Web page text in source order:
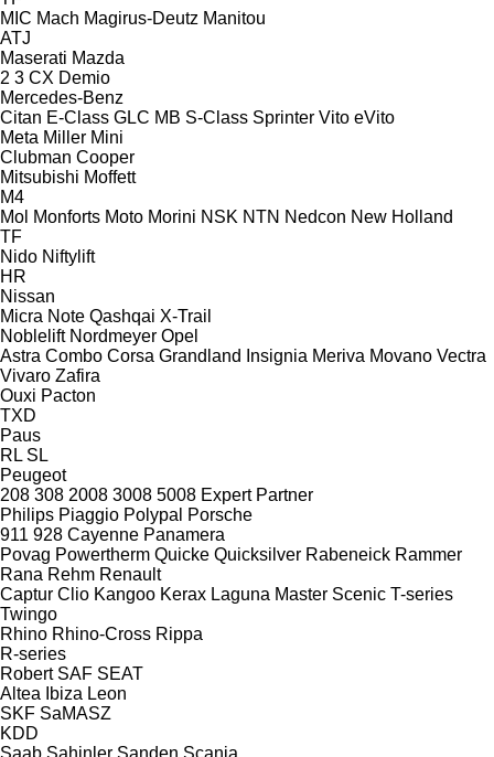
MIC Mach Magirus-Deutz Manitou
ATJ
Maserati Mazda
2 3 CX Demio
Mercedes-Benz
Citan E-Class GLC MB S-Class Sprinter Vito eVito
Meta Miller Mini
Clubman Cooper
Mitsubishi Moffett
M4
Mol Monforts Moto Morini NSK NTN Nedcon New Holland
TF
Nido Niftylift
HR
Nissan
Micra Note Qashqai X-Trail
Noblelift Nordmeyer Opel
Astra Combo Corsa Grandland Insignia Meriva Movano Vectra
Vivaro Zafira
Ouxi Pacton
TXD
Paus
RL SL
Peugeot
208 308 2008 3008 5008 Expert Partner
Philips Piaggio Polypal
Porsche
911 928 Cayenne Panamera
Povag Powertherm Quicke Quicksilver Rabeneick Rammer
Rana Rehm Renault
Captur Clio Kangoo Kerax Laguna Master Scenic T-series
Twingo
Rhino Rhino-Cross Rippa
R-series
Robert SAF SEAT
Altea
Ibiza Leon
SKF SaMASZ
KDD
Saab Sahinler Sanden Scania